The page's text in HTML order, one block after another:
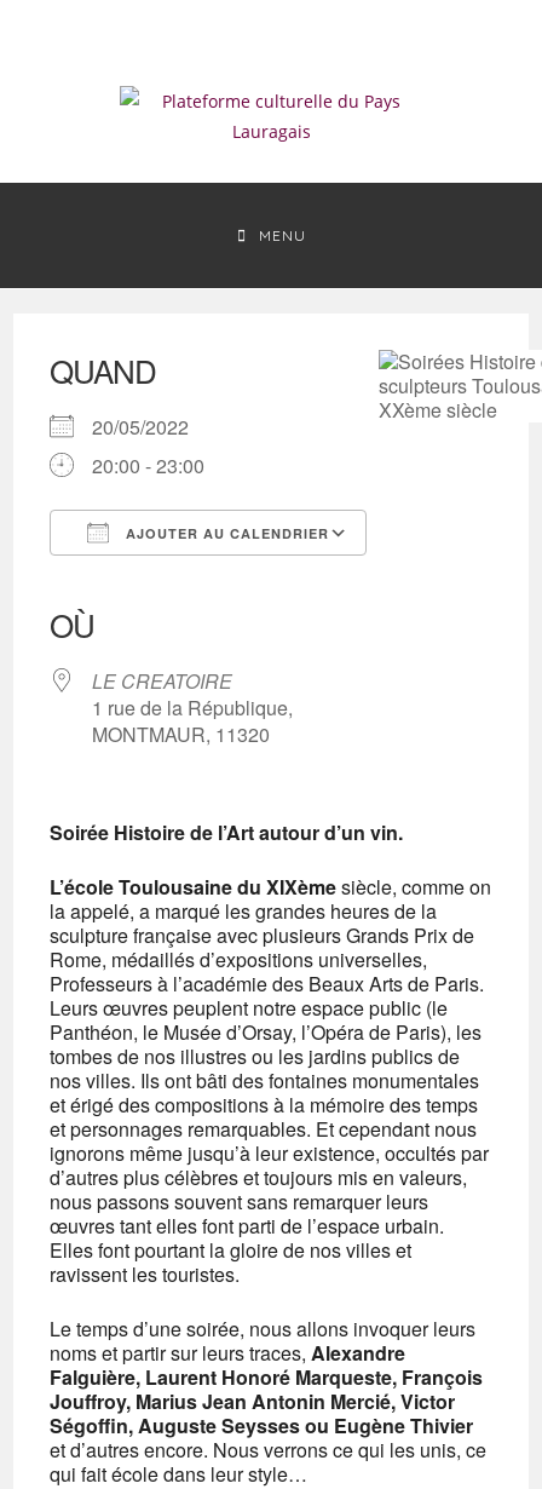
MENU
QUAND
20/05/2022
20:00 - 23:00
AJOUTER AU CALENDRIER
OÙ
LE CREATOIRE
1 rue de la République,
MONTMAUR, 11320
Soirée Histoire de l’Art autour d’un vin.
L’école Toulousaine du XIXèmesiècle, comme on
la appelé, a marqué les grandes heures de la
sculpture française avec plusieurs Grands Prix de
Rome, médaillés d’expositions universelles,
Professeurs à l’académie des Beaux Arts de Paris.
Leurs œuvres peuplent notre espace public (le
Panthéon, le Musée d’Orsay, l’Opéra de Paris), les
tombes de nos illustres ou les jardins publics de
nos villes. Ils ont bâti des fontaines monumentales
et érigé des compositions à la mémoire des temps
et personnages remarquables. Et cependant nous
ignorons même jusqu’à leur existence, occultés par
d’autres plus célèbres et toujours mis en valeurs,
nous passons souvent sans remarquer leurs
œuvres tant elles font parti de l’espace urbain.
Elles font pourtant la gloire de nos villes et
ravissent les touristes.
Le temps d’une soirée, nous allons invoquer leurs
noms et partir sur leurs traces,Alexandre
Falguière, Laurent Honoré Marqueste, François
Jouffroy, Marius Jean Antonin Mercié, Victor
Ségoffin, Auguste Seysses ou Eugène Thivier
et d’autres encore. Nous verrons ce qui les unis, ce
qui fait école dans leur style…